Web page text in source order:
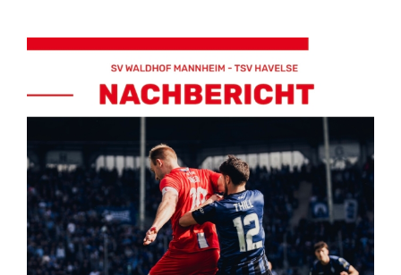
Mission Profifußball
Kontakt